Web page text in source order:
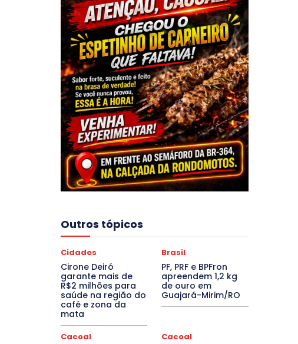
Outros tópicos
Cidades
Cirone Deiró
garante mais de
R$2 milhões para
saúde na região do
café e zona da
mata
Brasil
PF, PRF e BPFron
apreendem 1,2 kg
de ouro em
Guajará-Mirim/RO
Cacoal Cacoal